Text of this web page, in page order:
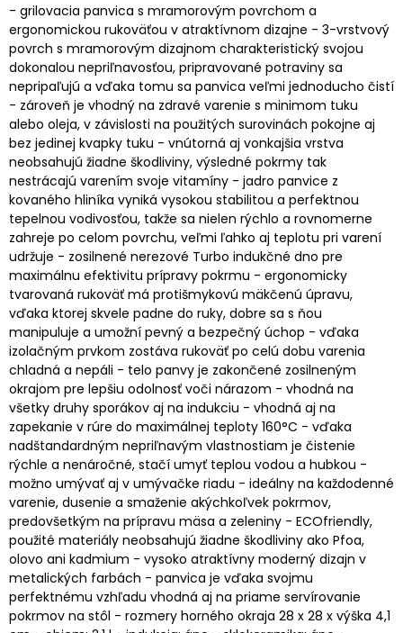
- grilovacia panvica s mramorovým povrchom a
ergonomickou rukoväťou v atraktívnom dizajne - 3-vrstvový
povrch s mramorovým dizajnom charakteristický svojou
dokonalou nepriľnavosťou, pripravované potraviny sa
nepripaľujú a vďaka tomu sa panvica veľmi jednoducho čistí
- zároveň je vhodný na zdravé varenie s minimom tuku
alebo oleja, v závislosti na použitých surovinách pokojne aj
bez jedinej kvapky tuku - vnútorná aj vonkajšia vrstva
neobsahujú žiadne škodliviny, výsledné pokrmy tak
nestrácajú varením svoje vitamíny - jadro panvice z
kovaného hliníka vyniká vysokou stabilitou a perfektnou
tepelnou vodivosťou, takže sa nielen rýchlo a rovnomerne
zahreje po celom povrchu, veľmi ľahko aj teplotu pri varení
udržuje - zosilnené nerezové Turbo indukčné dno pre
maximálnu efektivitu prípravy pokrmu - ergonomicky
tvarovaná rukoväť má protišmykovú mäkčenú úpravu,
vďaka ktorej skvele padne do ruky, dobre sa s ňou
manipuluje a umožní pevný a bezpečný úchop - vďaka
izolačným prvkom zostáva rukoväť po celú dobu varenia
chladná a nepáli - telo panvy je zakončené zosilneným
okrajom pre lepšiu odolnosť voči nárazom - vhodná na
všetky druhy sporákov aj na indukciu - vhodná aj na
zapekanie v rúre do maximálnej teploty 160°C - vďaka
nadštandardným nepriľnavým vlastnostiam je čistenie
rýchle a nenáročné, stačí umyť teplou vodou a hubkou -
možno umývať aj v umývačke riadu - ideálny na každodenné
varenie, dusenie a smaženie akýchkoľvek pokrmov,
predovšetkým na prípravu mäsa a zeleniny - ECOfriendly,
použité materiály neobsahujú žiadne škodliviny ako Pfoa,
olovo ani kadmium - vysoko atraktívny moderný dizajn v
metalických farbách - panvica je vďaka svojmu
perfektnému vzhľadu vhodná aj na priame servírovanie
pokrmov na stôl - rozmery horného okraja 28 x 28 x výška 4,1